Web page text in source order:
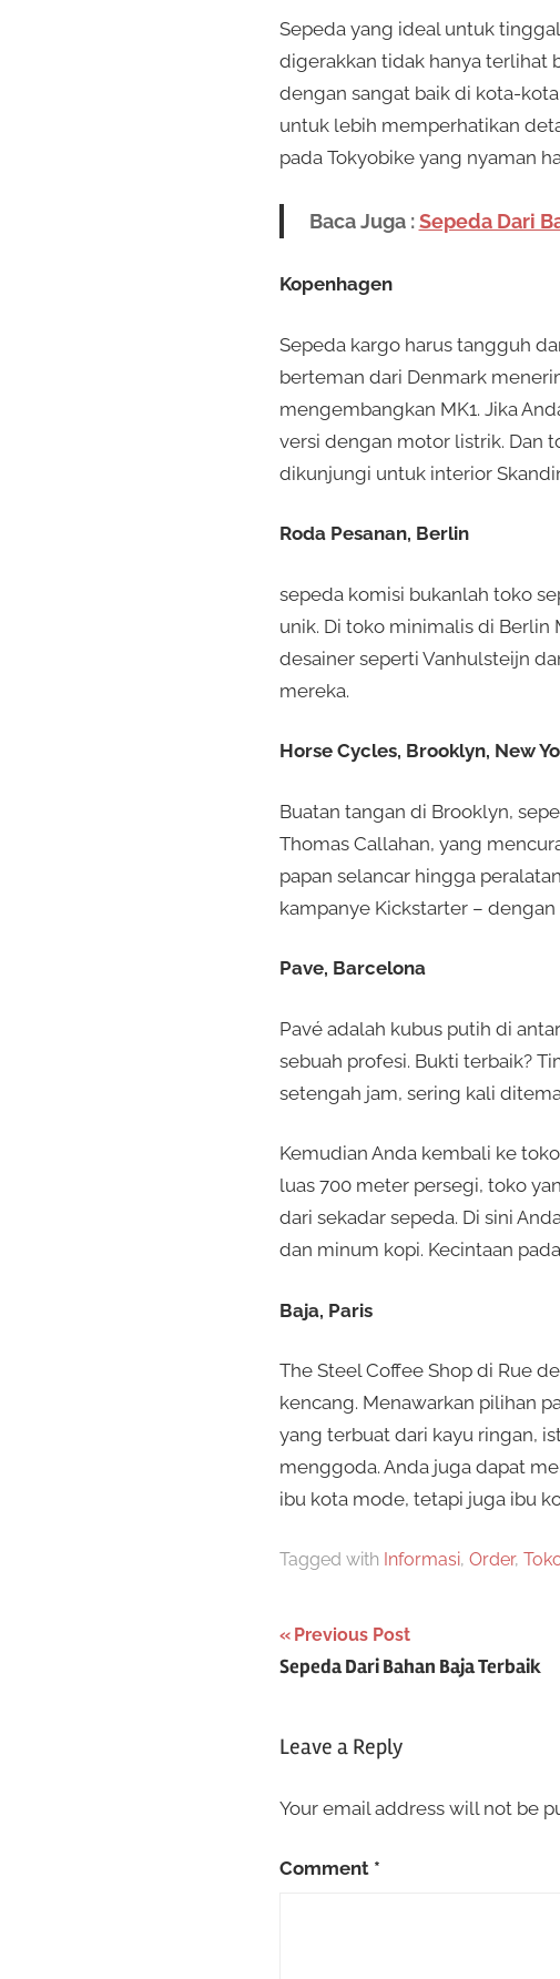
Sepeda yang ideal untuk
digerakkan tidak hanya terlihat
dengan sangat baik di kota-
untuk lebih memperhatikan
pada Tokyobike yang nyaman
Baca Juga :Sepeda Dari
Kopenhagen
Sepeda kargo harus tangguh
berteman dari Denmark
mengembangkan MK1. Jika
versi dengan motor listrik. Dan
dikunjungi untuk interior
Roda Pesanan, Berlin
sepeda komisi bukanlah toko
unik. Di toko minimalis di Berlin
desainer seperti Vanhulsteijn
mereka.
Horse Cycles, Brooklyn, New
Buatan tangan di Brooklyn,
Thomas Callahan, yang
papan selancar hingga
kampanye Kickstarter –
Pave, Barcelona
Pavé adalah kubus putih di
sebuah profesi. Bukti terbaik?
setengah jam, sering kali
Kemudian Anda kembali ke
luas 700 meter persegi, toko
dari sekadar sepeda. Di sini
dan minum kopi. Kecintaan
Baja, Paris
The Steel Coffee Shop di Rue
kencang. Menawarkan pilihan
yang terbuat dari kayu ringan,
menggoda. Anda juga dapat
ibu kota mode, tetapi juga ibu
Tagged with Informasi, Order,
Post
navigation
Previous Post
Sepeda Dari Bahan Baja Terbaik
Leave a Reply
Your email address will not be
Comment *